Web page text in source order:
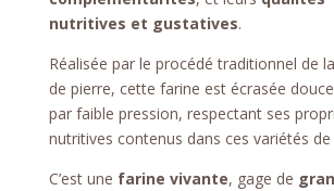
nutritives et gustatives.
Réalisée par le procédé traditionnel de
de pierre, cette farine est écrasée
par faible pression, respectant ses
nutritives contenus dans ces variétés de
C’est une farine vivante, gage de